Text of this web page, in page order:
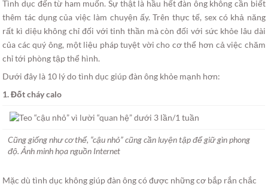
Tình dục đến từ ham muốn. Sự thật là hầu hết đàn ông không cần biết
thêm tác dụng của việc làm chuyện ấy. Trên thực tế, sex có khả năng
rất kì diệu không chỉ đối với tinh thần mà còn đối với sức khỏe lâu dài
của các quý ông, một liệu pháp tuyệt vời cho cơ thể hơn cả việc chăm
chỉ tới phòng tập thể hình.
Dưới đây là 10 lý do tình dục giúp đàn ông khỏe mạnh hơn:
1. Đốt cháy calo
Cũng giống như cơ thể, “cậu nhỏ” cũng cần luyện tập để giữ gìn phong
độ. Ảnh minh họa nguồn Internet
Mặc dù tình dục không giúp đàn ông có được những cơ bắp rắn chắc